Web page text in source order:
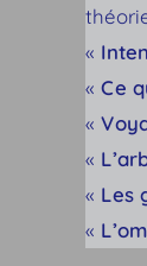
«
«Ce
«
«
« Les
«